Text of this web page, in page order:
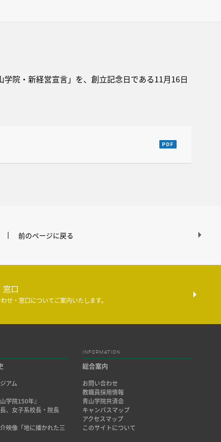
院・新経営宣言」を、創立記念日である11月16日
前のページに戻る
口
せ・窓口についてご案内いたします。
アム
学院150年』
、女子系校長・院長
映像「地に播かれた三
INFORMATION
総合案内
お問い合わせ
教職員採用情報
青山学院共済会
キャンパスマップ
アクセスマップ
このサイトについて